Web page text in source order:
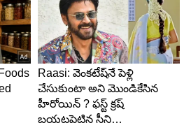
కోర్టు దృష్టికి